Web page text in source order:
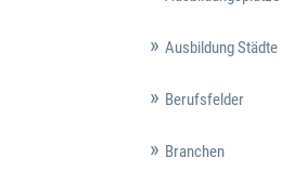
Ausbildung Städte
Berufsfelder
Branchen